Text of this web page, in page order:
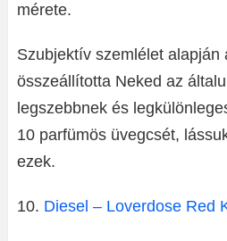
mérete.
Szubjektív szemlélet alapján
összeállította Neked az
legszebbnek és
10 parfümös üvegcsét,
ezek.
10. Diesel – Loverdose Red